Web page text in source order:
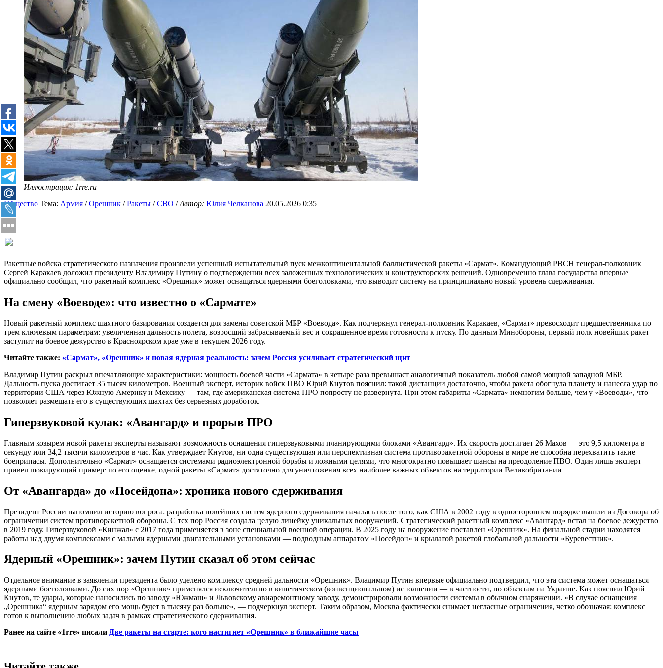
Иллюстрация: 1rre.ru
Общество Тема: Армия /Орешник /Ракеты /СВО /Автор: Юлия Челканова 20.05.2026 0:35
Ракетные войска стратегического назначения произвели успешный испытательный пуск межконтинентальной баллистической ракеты «Сармат». Командующий РВСН генерал-полковник
Сергей Каракаев доложил президенту Владимиру Путину о подтверждении всех заложенных технологических и конструкторских решений. Одновременно глава государства впервые
официально сообщил, что ракетный комплекс «Орешник» может оснащаться ядерными боеголовками, что выводит систему на принципиально новый уровень сдерживания.
На смену «Воеводе»: что известно о «Сармате»
Новый ракетный комплекс шахтного базирования создается для замены советской МБР «Воевода». Как подчеркнул генерал-полковник Каракаев, «Сармат» превосходит предшественника по
трем ключевым параметрам: увеличенная дальность полета, возросший забрасываемый вес и сокращенное время готовности к пуску. По данным Минобороны, первый полк новейших ракет
заступит на боевое дежурство в Красноярском крае уже в текущем 2026 году.
Читайте также: «Сармат», «Орешник» и новая ядерная реальность: зачем Россия усиливает стратегический щит
Владимир Путин раскрыл впечатляющие характеристики: мощность боевой части «Сармата» в четыре раза превышает аналогичный показатель любой самой мощной западной МБР.
Дальность пуска достигает 35 тысяч километров. Военный эксперт, историк войск ПВО Юрий Кнутов пояснил: такой дистанции достаточно, чтобы ракета обогнула планету и нанесла удар по
территории США через Южную Америку и Мексику — там, где американская система ПРО попросту не развернута. При этом габариты «Сармата» немногим больше, чем у «Воеводы», что
позволяет размещать его в существующих шахтах без серьезных доработок.
Гиперзвуковой кулак: «Авангард» и прорыв ПРО
Главным козырем новой ракеты эксперты называют возможность оснащения гиперзвуковыми планирующими блоками «Авангард». Их скорость достигает 26 Махов — это 9,5 километра в
секунду или 34,2 тысячи километров в час. Как утверждает Кнутов, ни одна существующая или перспективная система противоракетной обороны в мире не способна перехватить такие
боеприпасы. Дополнительно «Сармат» оснащается системами радиоэлектронной борьбы и ложными целями, что многократно повышает шансы на преодоление ПВО. Один лишь эксперт
привел шокирующий пример: по его оценке, одной ракеты «Сармат» достаточно для уничтожения всех наиболее важных объектов на территории Великобритании.
От «Авангарда» до «Посейдона»: хроника нового сдерживания
Президент России напомнил историю вопроса: разработка новейших систем ядерного сдерживания началась после того, как США в 2002 году в одностороннем порядке вышли из Договора об
ограничении систем противоракетной обороны. С тех пор Россия создала целую линейку уникальных вооружений. Стратегический ракетный комплекс «Авангард» встал на боевое дежурство
в 2019 году. Гиперзвуковой «Кинжал» с 2017 года применяется в зоне специальной военной операции. В 2025 году на вооружение поставлен «Орешник». На финальной стадии находятся
работы над двумя комплексами с малыми ядерными двигательными установками — подводным аппаратом «Посейдон» и крылатой ракетой глобальной дальности «Буревестник».
Ядерный «Орешник»: зачем Путин сказал об этом сейчас
Отдельное внимание в заявлении президента было уделено комплексу средней дальности «Орешник». Владимир Путин впервые официально подтвердил, что эта система может оснащаться
ядерными боеголовками. До сих пор «Орешник» применялся исключительно в кинетическом (конвенциональном) исполнении — в частности, по объектам на Украине. Как пояснил Юрий
Кнутов, те удары, которые наносились по заводу «Южмаш» и Львовскому авиаремонтному заводу, демонстрировали возможности системы в обычном снаряжении. «В случае оснащения
„Орешника“ ядерным зарядом его мощь будет в тысячу раз больше», — подчеркнул эксперт. Таким образом, Москва фактически снимает негласные ограничения, четко обозначая: комплекс
готов к выполнению любых задач в рамках стратегического сдерживания.
Ранее на сайте «1rre» писали Две ракеты на старте: кого настигнет «Орешник» в ближайшие часы